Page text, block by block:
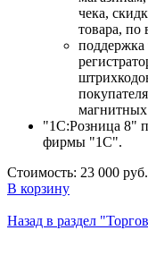
чека,
товара, по
поддержка
магнитных
"1С:Розница 8"
фирмы "1С".
Стоимость: 23 000 руб.
В корзину
Назад в раздел